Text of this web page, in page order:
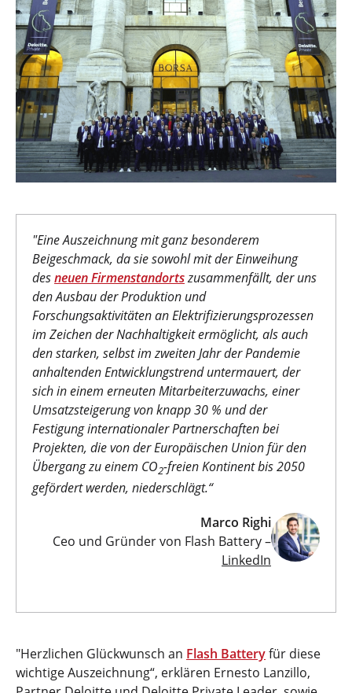
"Eine Auszeichnung mit ganz besonderem
Beigeschmack, da sie sowohl mit der Einweihung
desneuen Firmenstandortszusammenfällt, der uns
den Ausbau der Produktion und
Forschungsaktivitäten an Elektrifizierungsprozessen
im Zeichen der Nachhaltigkeit ermöglicht, als auch
den starken, selbst im zweiten Jahr der Pandemie
anhaltenden Entwicklungstrend untermauert, der
sich in einem erneuten Mitarbeiterzuwachs, einer
Umsatzsteigerung von knapp 30 % und der
Festigung internationaler Partnerschaften bei
Projekten, die von der Europäischen Union für den
Übergang zu einem CO2-freien Kontinent bis 2050
gefördert werden, niederschlägt.“
Marco Righi
Ceo und Gründer von Flash Battery –
LinkedIn
"Herzlichen Glückwunsch an Flash Batteryfür diese
wichtige Auszeichnung“, erklären Ernesto Lanzillo,